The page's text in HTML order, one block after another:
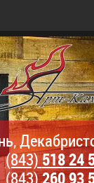
(843)518 24
(843)260 93